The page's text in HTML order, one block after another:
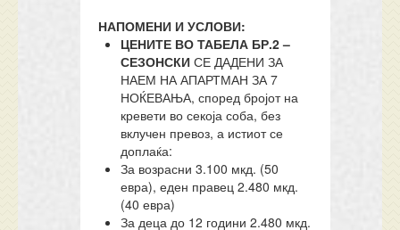
НАПОМЕНИ И УСЛОВИ:
ЦЕНИТЕ ВО ТАБЕЛА БР.2 –
СЕЗОНСКИ СЕ ДАДЕНИ ЗА
НАЕМ НА АПАРТМАН ЗА 7
НОЌЕВАЊА, според бројот на
кревети во секоја соба, без
вклучен превоз, а истиот се
доплаќа:
За возрасни 3.100 мкд. (50
евра), еден правец 2.480 мкд.
(40 евра)
За деца до 12 години 2.480 мкд.